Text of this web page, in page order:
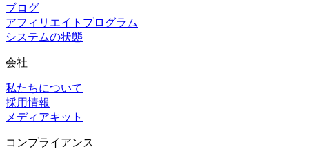
ブログ
アフィリエイトプログラム
システムの状態
会社
私たちについて
採用情報
メディアキット
コンプライアンス